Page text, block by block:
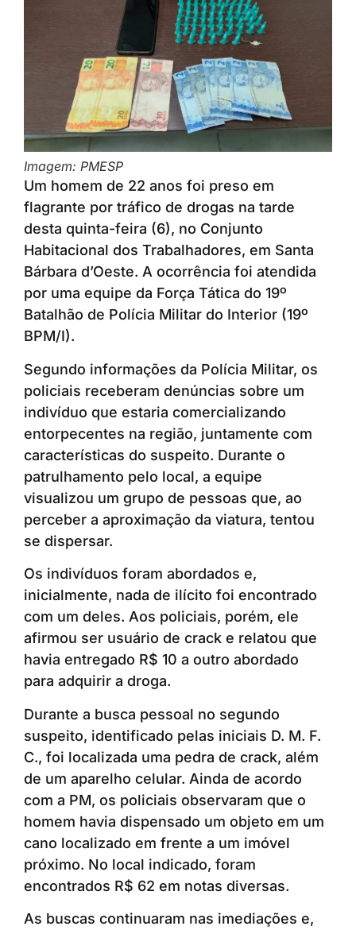
Imagem: PMESP
Um homem de 22 anos foi preso em
flagrante por tráfico de drogas na tarde
desta quinta-feira (6), no Conjunto
Habitacional dos Trabalhadores, em Santa
Bárbara d’Oeste. A ocorrência foi atendida
por uma equipe da Força Tática do 19º
Batalhão de Polícia Militar do Interior (19º
BPM/I).
Segundo informações da Polícia Militar, os
policiais receberam denúncias sobre um
indivíduo que estaria comercializando
entorpecentes na região, juntamente com
características do suspeito. Durante o
patrulhamento pelo local, a equipe
visualizou um grupo de pessoas que, ao
perceber a aproximação da viatura, tentou
se dispersar.
Os indivíduos foram abordados e,
inicialmente, nada de ilícito foi encontrado
com um deles. Aos policiais, porém, ele
afirmou ser usuário de crack e relatou que
havia entregado R$ 10 a outro abordado
para adquirir a droga.
Durante a busca pessoal no segundo
suspeito, identificado pelas iniciais D. M. F.
C., foi localizada uma pedra de crack, além
de um aparelho celular. Ainda de acordo
com a PM, os policiais observaram que o
homem havia dispensado um objeto em um
cano localizado em frente a um imóvel
próximo. No local indicado, foram
encontrados R$ 62 em notas diversas.
As buscas continuaram nas imediações e,